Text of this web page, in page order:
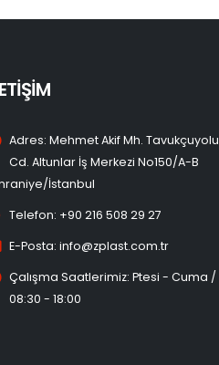
Adres: Mehmet Akif Mh. Tavukçuyolu
Cd. Altunlar İş Merkezi No150/A-B
İstanbul
Telefon: +90 216 508 29 27
E-Posta: info@zplast.com.tr
Çalışma Saatlerimiz: Ptesi - Cuma /
08:30 - 18:00